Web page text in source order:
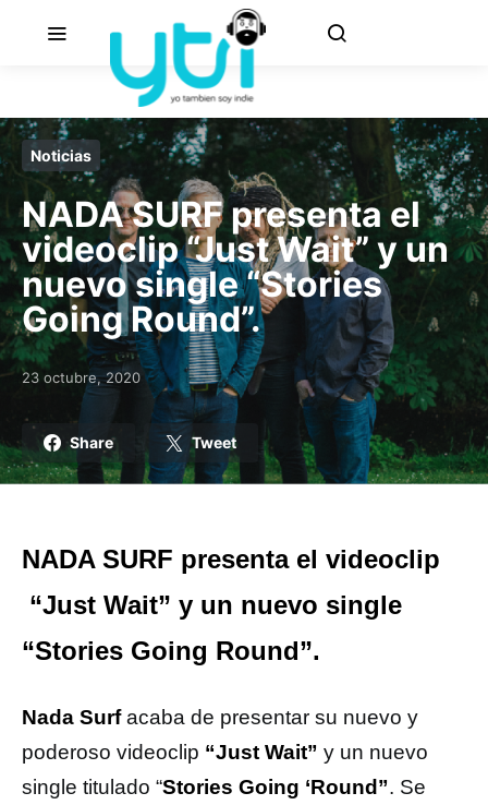
Noticias
NADA SURF presenta el
videoclip “Just Wait” y un
nuevo single “Stories
Going Round”.
Posted on
23 octubre, 2020
Share Tweet
NADA SURF presenta el videoclip
“Just Wait” y un nuevo single
“Stories Going Round”.
Nada Surfacaba de presentar su nuevo y
poderoso videoclip “Just Wait” y un nuevo
single titulado “Stories Going ‘Round”. Se